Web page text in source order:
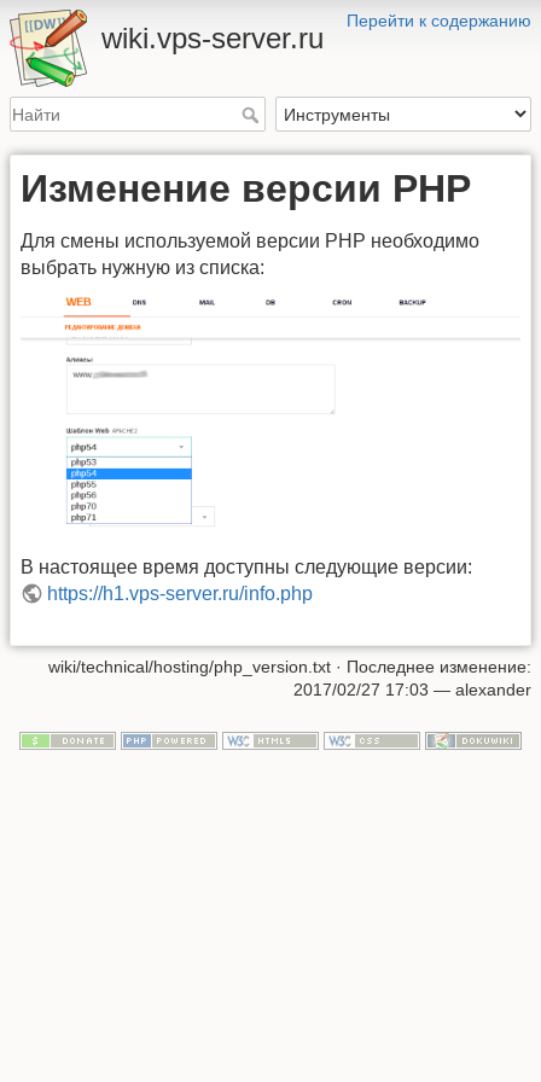
Перейти к содержанию
wiki.vps-server.ru
Изменение версии PHP
Для смены используемой версии PHP необходимо
выбрать нужную из списка:
В настоящее время доступны следующие версии:
https://h1.vps-server.ru/info.php
wiki/technical/hosting/php_version.txt · Последнее изменение:
2017/02/27 17:03 — alexander